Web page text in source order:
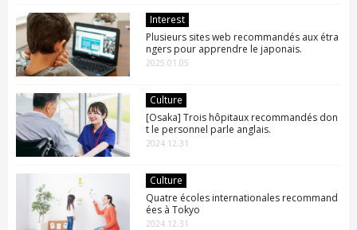
Interest
Plusieurs sites web recommandés aux étra
ngers pour apprendre le japonais.
2025.01.05
Culture
[Osaka] Trois hôpitaux recommandés don
t le personnel parle anglais.
2024.12.31
Culture
Quatre écoles internationales recommand
ées à Tokyo
2024.12.31